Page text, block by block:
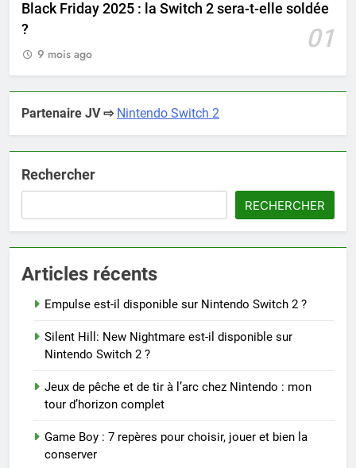
Black Friday 2025 : la Switch 2 sera-t-elle soldée
?
01
9 mois ago
Partenaire JV ⇨ Nintendo Switch 2
Rechercher
RECHERCHER
Articles récents
Empulse est-il disponible sur Nintendo Switch 2 ?
Silent Hill: New Nightmare est-il disponible sur
Nintendo Switch 2 ?
Jeux de pêche et de tir à l’arc chez Nintendo : mon
tour d’horizon complet
Game Boy : 7 repères pour choisir, jouer et bien la
conserver